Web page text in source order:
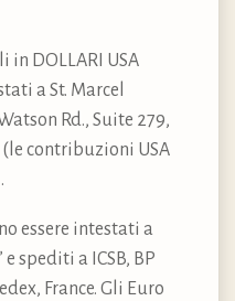
in DOLLARI USA
a St. Marcel
Rd., Suite 279,
(le contribuzioni USA
essere intestati a
spediti a ICSB, BP
France. Gli Euro